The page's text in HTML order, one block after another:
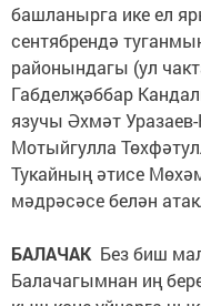
башланырга ике ел
сентябрендә
районындагы (ул
Габделҗәббар
язучы Әхмәт
Мотыйгулла
Тукайның әтисе
мәдрәсәсе белән
БАЛАЧАК Без биш
Балачагымнан иң